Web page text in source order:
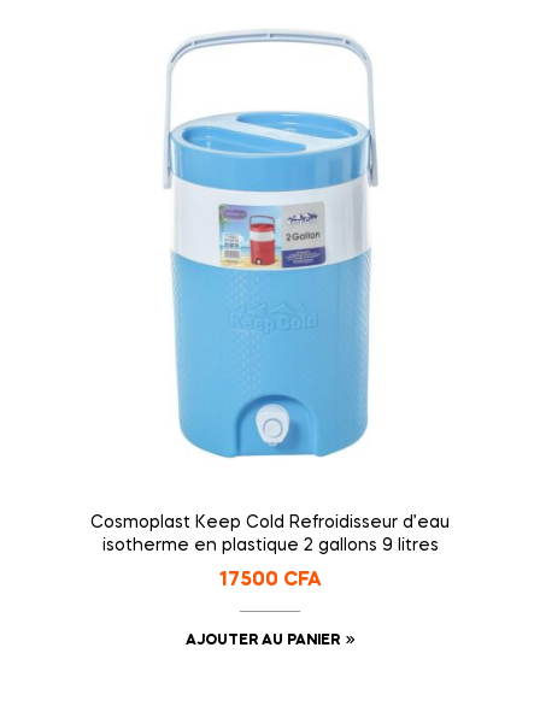
Cosmoplast Keep Cold Refroidisseur d’eau
isotherme en plastique 2 gallons 9 litres
17500 CFA
AJOUTER AU PANIER